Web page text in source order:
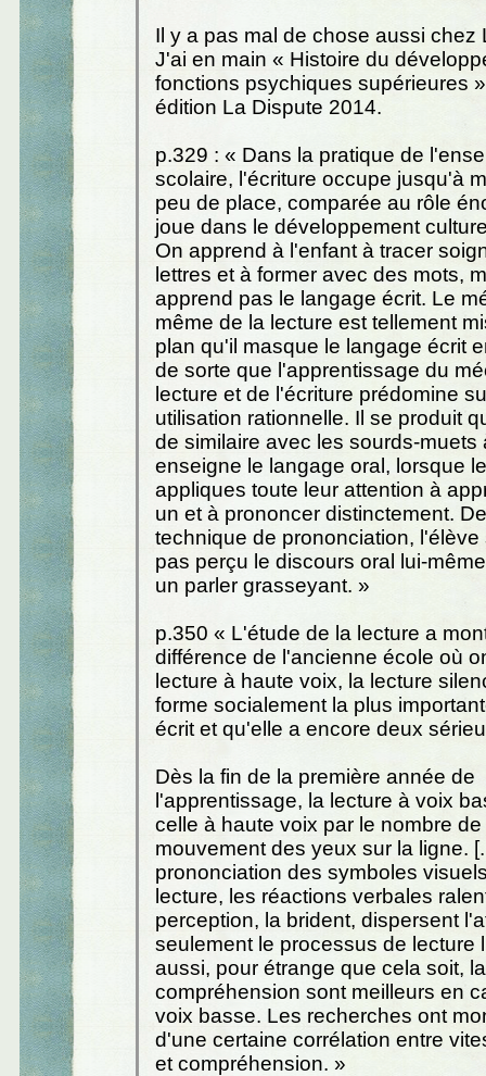
Il y a pas mal de chose aussi chez
J'ai en main « Histoire du
fonctions psychiques supérieures
édition La Dispute 2014.
p.329 : « Dans la pratique de
scolaire, l'écriture occupe jusqu'à
peu de place, comparée au rôle
joue dans le développement
On apprend à l'enfant à tracer
lettres et à former avec des mots,
apprend pas le langage écrit. Le
même de la lecture est tellement
plan qu'il masque le langage écrit
de sorte que l'apprentissage du
lecture et de l'écriture prédomine
utilisation rationnelle. Il se produit
de similaire avec les sourds-muets
enseigne le langage oral, lorsque
appliques toute leur attention à
un et à prononcer distinctement.
technique de prononciation,
pas perçu le discours oral lui-
un parler grasseyant. »
p.350 « L'étude de la lecture a
différence de l'ancienne école où
lecture à haute voix, la lecture
forme socialement la plus
écrit et qu'elle a encore deux
Dès la fin de la première année de
l'apprentissage, la lecture à voix
celle à haute voix par le nombre
mouvement des yeux sur la ligne.
prononciation des symboles
lecture, les réactions verbales
perception, la brident, dispersent
seulement le processus de lecture
aussi, pour étrange que cela soit, la
compréhension sont meilleurs en
voix basse. Les recherches ont
d'une certaine corrélation entre
et compréhension. »